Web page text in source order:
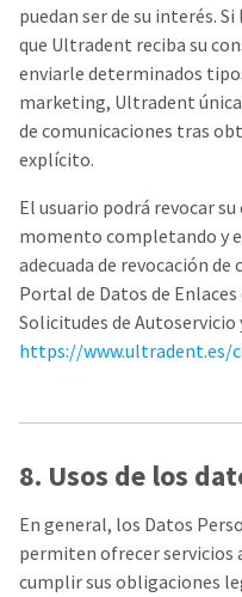
puedan ser de su interés.
que Ultradent reciba su
enviarle determinados
marketing, Ultradent
de comunicaciones tras
explícito.
El usuario podrá revocar
momento completando y
adecuada de revocación
Portal de Datos de
Solicitudes de
https://www.ultradent.es/
8. Usos de los
En general, los Datos
permiten ofrecer servicios
cumplir sus obligaciones